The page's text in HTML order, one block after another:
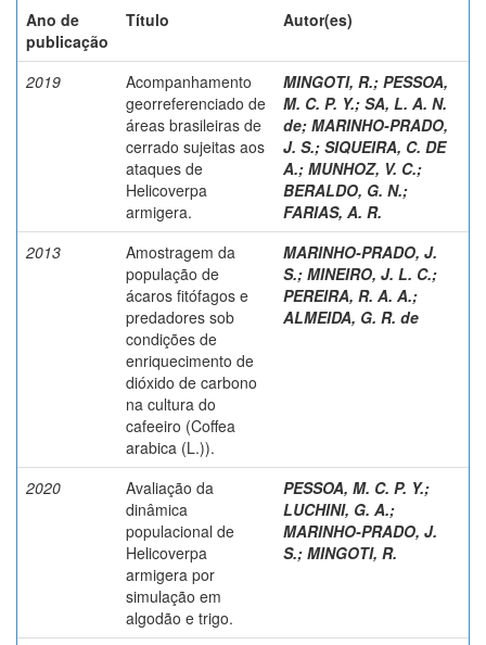
Ano de
publicação
Título Autor(es)
2019
Acompanhamento
georreferenciado de
áreas brasileiras de
cerrado sujeitas aos
ataques de
Helicoverpa
armigera.
MINGOTI, R.; PESSOA,
M. C. P. Y.; SA, L. A. N.
de; MARINHO-PRADO,
J. S.; SIQUEIRA, C. DE
A.; MUNHOZ, V. C.;
BERALDO, G. N.;
FARIAS, A. R.
2013
Amostragem da
população de
ácaros fitófagos e
predadores sob
condições de
enriquecimento de
dióxido de carbono
na cultura do
cafeeiro (Coffea
arabica (L.)).
MARINHO-PRADO, J.
S.; MINEIRO, J. L. C.;
PEREIRA, R. A. A.;
ALMEIDA, G. R. de
2020
Avaliação da
dinâmica
populacional de
Helicoverpa
armigera por
simulação em
algodão e trigo.
PESSOA, M. C. P. Y.;
LUCHINI, G. A.;
MARINHO-PRADO, J.
S.; MINGOTI, R.